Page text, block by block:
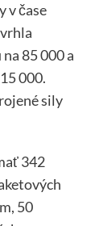
v čase
85 000 a
000.
sily
342
50